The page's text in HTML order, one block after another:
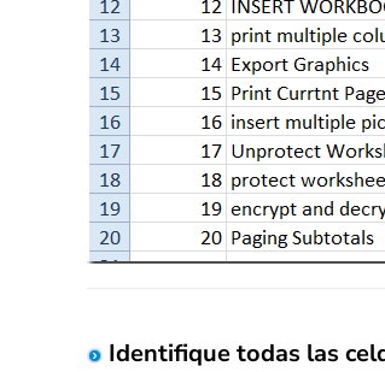
Identifique todas las